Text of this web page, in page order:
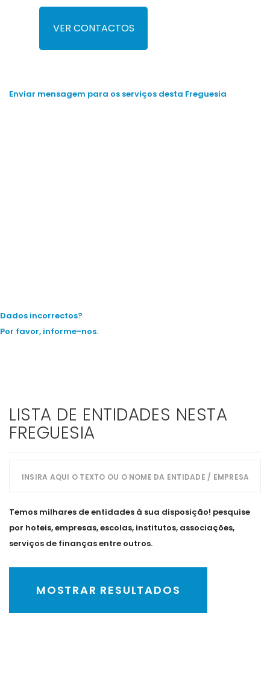
VER CONTACTOS
Enviar mensagem para os serviços desta Freguesia
Dados incorrectos?
Por favor, informe-nos.
LISTA DE ENTIDADES NESTA
FREGUESIA
Temos milhares de entidades à sua disposição! pesquise
por hoteis, empresas, escolas, institutos, associações,
serviços de finanças entre outros.
MOSTRAR RESULTADOS